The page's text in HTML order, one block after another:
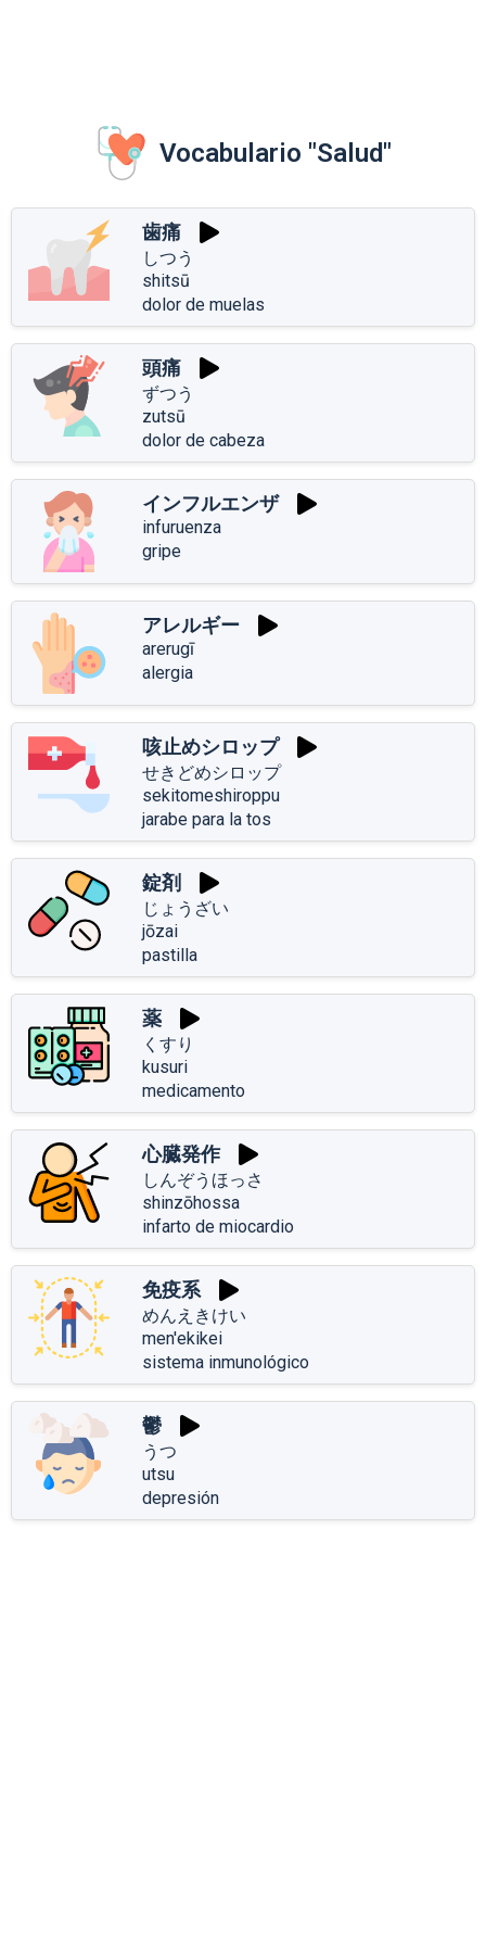
Vocabulario "Salud"
歯痛
しつう
shitsū
dolor de muelas
頭痛
ずつう
zutsū
dolor de cabeza
インフルエンザ
infuruenza
gripe
アレルギー
arerugī
alergia
咳止めシロップ
せきどめシロップ
sekitomeshiroppu
jarabe para la tos
錠剤
じょうざい
jōzai
pastilla
薬
くすり
kusuri
medicamento
心臓発作
しんぞうほっさ
shinzōhossa
infarto de miocardio
免疫系
めんえきけい
men'ekikei
sistema inmunológico
鬱
うつ
utsu
depresión